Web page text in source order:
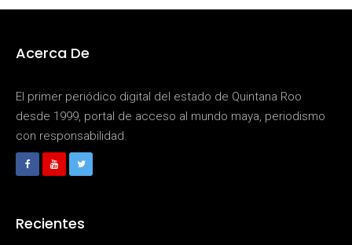
Acerca De
El primer periódico digital del estado de Quintana Roo
desde 1999, portal de acceso al mundo maya, periodismo
con responsabilidad.
Recientes